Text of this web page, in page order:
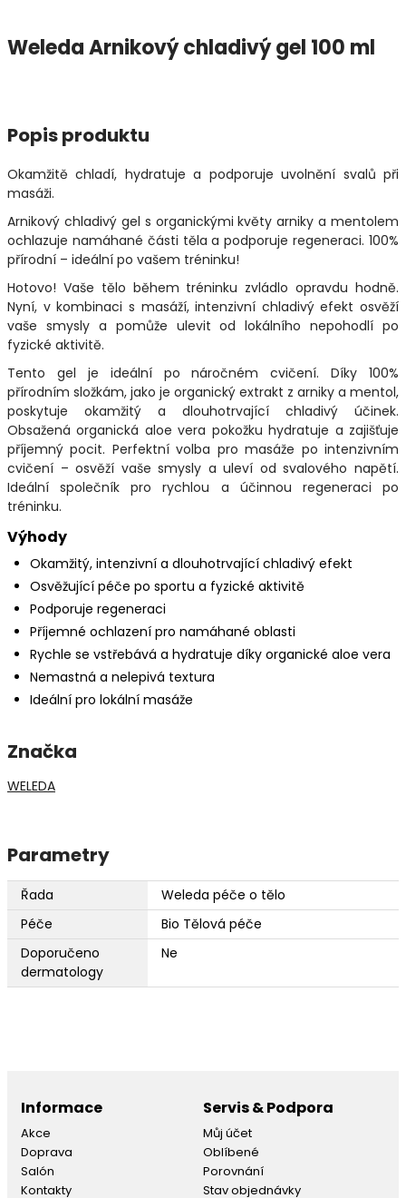
Weleda Arnikový chladivý gel 100 ml
Popis produktu
Okamžitě chladí, hydratuje a podporuje uvolnění svalů při
masáži.
Arnikový chladivý gel s organickými květy arniky a mentolem
ochlazuje namáhané části těla a podporuje regeneraci. 100%
přírodní – ideální po vašem tréninku!
Hotovo! Vaše tělo během tréninku zvládlo opravdu hodně.
Nyní, v kombinaci s masáží, intenzivní chladivý efekt osvěží
vaše smysly a pomůže ulevit od lokálního nepohodlí po
fyzické aktivitě.
Tento gel je ideální po náročném cvičení. Díky 100%
přírodním složkám, jako je organický extrakt z arniky a mentol,
poskytuje okamžitý a dlouhotrvající chladivý účinek.
Obsažená organická aloe vera pokožku hydratuje a zajišťuje
příjemný pocit. Perfektní volba pro masáže po intenzivním
cvičení – osvěží vaše smysly a uleví od svalového napětí.
Ideální společník pro rychlou a účinnou regeneraci po
tréninku.
Výhody
Okamžitý, intenzivní a dlouhotrvající chladivý efekt
Osvěžující péče po sportu a fyzické aktivitě
Podporuje regeneraci
Příjemné ochlazení pro namáhané oblasti
Rychle se vstřebává a hydratuje díky organické aloe vera
Nemastná a nelepivá textura
Ideální pro lokální masáže
Značka
WELEDA
Parametry
Řada
Weleda péče o tělo
Péče
Bio Tělová péče
Doporučeno
dermatology
Ne
Informace
Akce
Doprava
Salón
Kontakty
Servis & Podpora
Můj účet
Oblíbené
Porovnání
Stav objednávky